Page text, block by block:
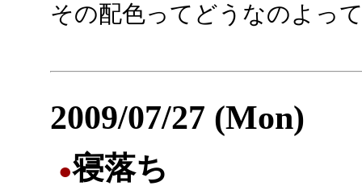
その配色ってどうなのよっ
2009/07/27 (Mon)
●寝落ち